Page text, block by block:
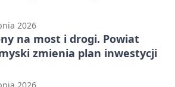
2026
na most i drogi. Powiat
zmienia plan inwestycji